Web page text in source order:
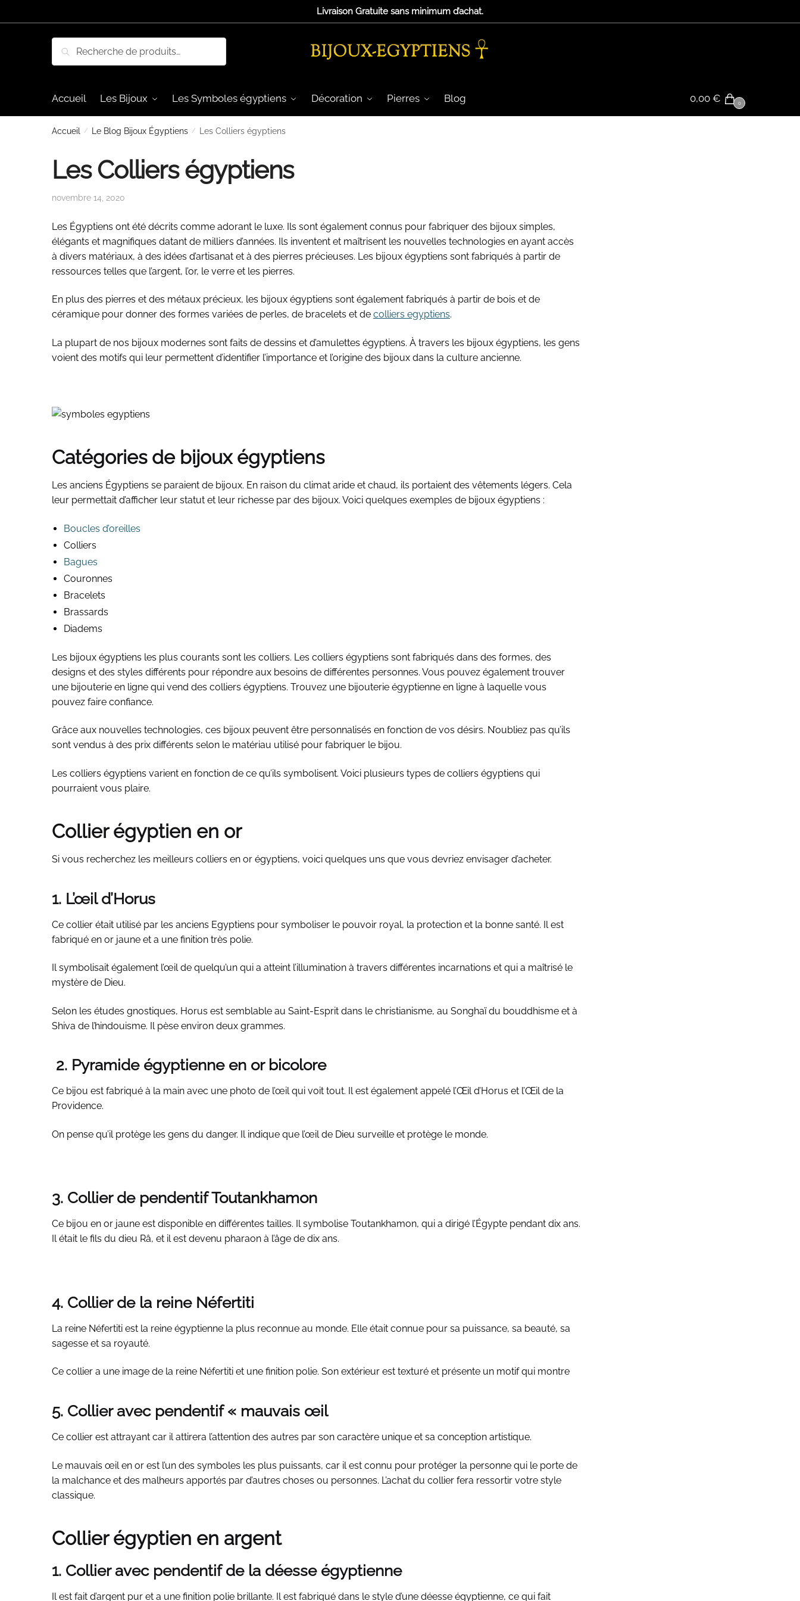
to
to
Livraison Gratuite sans minimum d’achat.
pour :
Recherche
Accueil Les Bijoux Les Symboles égyptiens Décoration Pierres Blog 0,00 € 0
Accueil / Le Blog Bijoux Égyptiens / Les Colliers égyptiens
Les Colliers égyptiens
novembre 14, 2020
Les Égyptiens ont été décrits comme adorant le luxe. Ils sont également connus pour fabriquer des bijoux simples,
élégants et magnifiques datant de milliers d’années. Ils inventent et maîtrisent les nouvelles technologies en ayant accès
à divers matériaux, à des idées d’artisanat et à des pierres précieuses. Les bijoux égyptiens sont fabriqués à partir de
ressources telles que l’argent, l’or, le verre et les pierres.
En plus des pierres et des métaux précieux, les bijoux égyptiens sont également fabriqués à partir de bois et de
céramique pour donner des formes variées de perles, de bracelets et de colliers egyptiens.
La plupart de nos bijoux modernes sont faits de dessins et d’amulettes égyptiens. À travers les bijoux égyptiens, les gens
voient des motifs qui leur permettent d’identifier l’importance et l’origine des bijoux dans la culture ancienne.
Catégories de bijoux égyptiens
Les anciens Égyptiens se paraient de bijoux. En raison du climat aride et chaud, ils portaient des vêtements légers. Cela
leur permettait d’afficher leur statut et leur richesse par des bijoux. Voici quelques exemples de bijoux égyptiens :
Boucles d’oreilles
Colliers
Bagues
Couronnes
Bracelets
Brassards
Diadems
Les bijoux égyptiens les plus courants sont les colliers. Les colliers égyptiens sont fabriqués dans des formes, des
designs et des styles différents pour répondre aux besoins de différentes personnes. Vous pouvez également trouver
une bijouterie en ligne qui vend des colliers égyptiens. Trouvez une bijouterie égyptienne en ligne à laquelle vous
pouvez faire confiance.
Grâce aux nouvelles technologies, ces bijoux peuvent être personnalisés en fonction de vos désirs. N’oubliez pas qu’ils
sont vendus à des prix différents selon le matériau utilisé pour fabriquer le bijou.
Les colliers égyptiens varient en fonction de ce qu’ils symbolisent. Voici plusieurs types de colliers égyptiens qui
pourraient vous plaire.
Collier égyptien en or
Si vous recherchez les meilleurs colliers en or égyptiens, voici quelques uns que vous devriez envisager d’acheter.
1. L’œil d’Horus
Ce collier était utilisé par les anciens Egyptiens pour symboliser le pouvoir royal, la protection et la bonne santé. Il est
fabriqué en or jaune et a une finition très polie.
Il symbolisait également l’œil de quelqu’un qui a atteint l’illumination à travers différentes incarnations et qui a maîtrisé le
mystère de Dieu.
Selon les études gnostiques, Horus est semblable au Saint-Esprit dans le christianisme, au Songhaï du bouddhisme et à
Shiva de l’hindouisme. Il pèse environ deux grammes.
2. Pyramide égyptienne en or bicolore
Ce bijou est fabriqué à la main avec une photo de l’œil qui voit tout. Il est également appelé l’Œil d’Horus et l’Œil de la
Providence.
On pense qu’il protège les gens du danger. Il indique que l’œil de Dieu surveille et protège le monde.
3. Collier de pendentif Toutankhamon
Ce bijou en or jaune est disponible en différentes tailles. Il symbolise Toutankhamon, qui a dirigé l’Égypte pendant dix ans.
Il était le fils du dieu Râ, et il est devenu pharaon à l’âge de dix ans.
4. Collier de la reine Néfertiti
La reine Néfertiti est la reine égyptienne la plus reconnue au monde. Elle était connue pour sa puissance, sa beauté, sa
sagesse et sa royauté.
Ce collier a une image de la reine Néfertiti et une finition polie. Son extérieur est texturé et présente un motif qui montre
5. Collier avec pendentif « mauvais œil
Ce collier est attrayant car il attirera l’attention des autres par son caractère unique et sa conception artistique.
Le mauvais œil en or est l’un des symboles les plus puissants, car il est connu pour protéger la personne qui le porte de
la malchance et des malheurs apportés par d’autres choses ou personnes. L’achat du collier fera ressortir votre style
classique.
Collier égyptien en argent
1. Collier avec pendentif de la déesse égyptienne
Il est fait d’argent pur et a une finition polie brillante. Il est fabriqué dans le style d’une déesse égyptienne, ce qui fait